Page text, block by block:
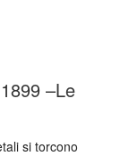
–Le
si torcono